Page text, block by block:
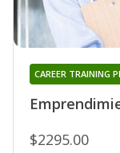
CAREER TRAINING
$2295.00